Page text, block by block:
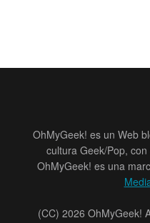
OhMyGeek! es un Web
cultura Geek/Pop,
OhMyGeek! es una
(CC) 2026 OhMyGeek!